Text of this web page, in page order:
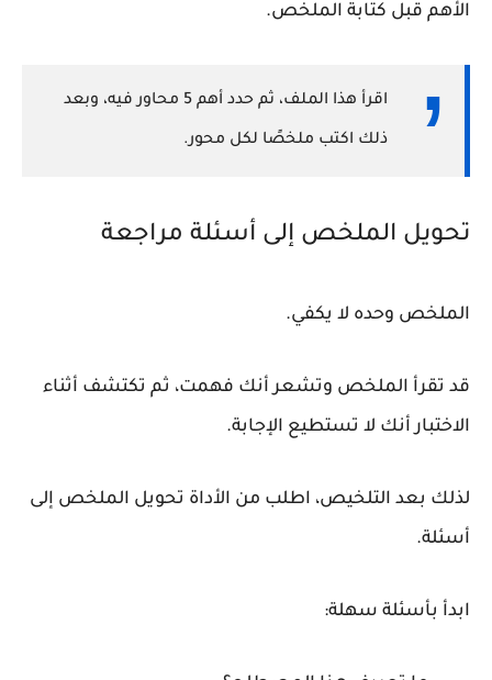
الأهم قبل كتابة الملخص.
اقرأ هذا الملف، ثم حدد أهم 5 محاور فيه، وبعد
ذلك اكتب ملخصًا لكل محور.
تحويل الملخص إلى أسئلة مراجعة
الملخص وحده لا يكفي.
قد تقرأ الملخص وتشعر أنك فهمت، ثم تكتشف أثناء
الاختبار أنك لا تستطيع الإجابة.
لذلك بعد التلخيص، اطلب من الأداة تحويل الملخص إلى
أسئلة.
ابدأ بأسئلة سهلة: